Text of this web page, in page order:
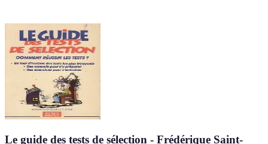
Le guide des tests de sélection - Frédérique Saint-